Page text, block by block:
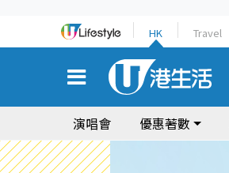
HK Travel
演唱會 優惠著數